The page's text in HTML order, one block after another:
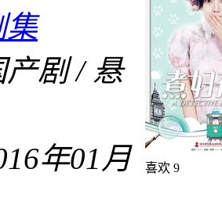
喜欢 9
集
产剧 / 悬
年01月